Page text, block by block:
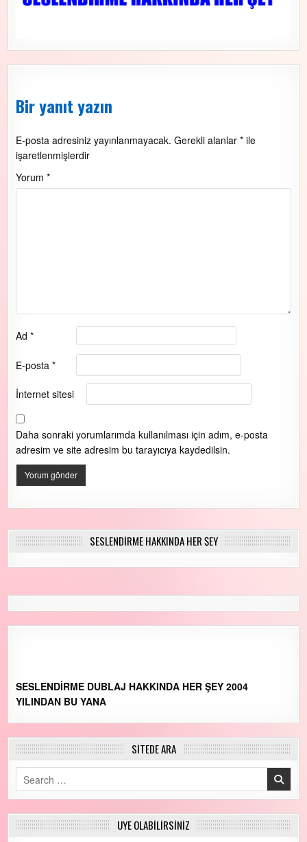
Bir yanıt yazın
E-posta adresiniz yayınlanmayacak. Gerekli alanlar* ile
işaretlenmişlerdir
Yorum*
Ad*
E-posta*
İnternet sitesi
Daha sonraki yorumlarımda kullanılması için adım, e-posta
adresim ve site adresim bu tarayıcıya kaydedilsin.
SESLENDİRME HAKKINDA HER ŞEY
SESLENDİRME DUBLAJ HAKKINDA HER ŞEY 2004
YILINDAN BU YANA
SİTEDE ARA
Search for:
ÜYE OLABİLİRSİNİZ